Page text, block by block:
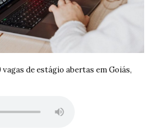
de estágio abertas em Goiás,